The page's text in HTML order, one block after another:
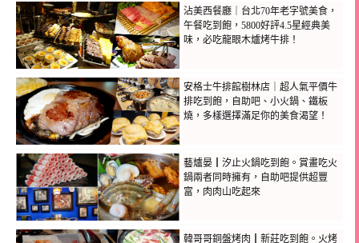
沾美西餐廳｜台北70年老字號美食，
午餐吃到飽，5800好評4.5星經典美
味，必吃龍眼木爐烤牛排！
安格士牛排館樹林店｜超人氣平價牛
排吃到飽，自助吧、小火鍋、鐵板
燒，多樣選擇滿足你的美食渴望！
藝爐晏┃汐止火鍋吃到飽。賞畫吃火
鍋兩者同時擁有，自助吧提供超豐
富，肉肉山吃起來
韓哥哥銅盤烤肉┃新莊吃到飽。火烤